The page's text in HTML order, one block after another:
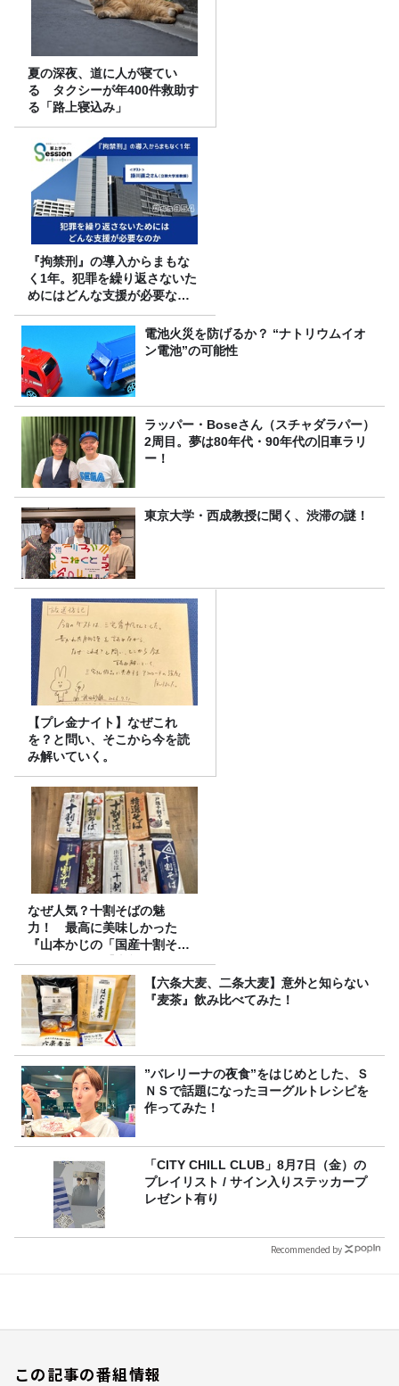
夏の深夜、道に人が寝てい
る タクシーが年400件救助す
る「路上寝込み」
『拘禁刑』の導入からまもな
く1年。犯罪を繰り返さないた
めにはどんな支援が必要なの
か
電池火災を防げるか？ “ナトリウムイオ
ン電池”の可能性
ラッパー・Boseさん（スチャダラパー）
2周目。夢は80年代・90年代の旧車ラリ
ー！
東京大学・西成教授に聞く、渋滞の謎！
【プレ金ナイト】なぜこれ
を？と問い、そこから今を読
み解いていく。
なぜ人気？十割そばの魅
力！ 最高に美味しかった
『山本かじの「国産十割そ
ば」』とは？【十割そば10種
食べ比べ】
【六条大麦、二条大麦】意外と知らない
『麦茶』飲み比べてみた！
”バレリーナの夜食”をはじめとした、Ｓ
ＮＳで話題になったヨーグルトレシピを
作ってみた！
「CITY CHILL CLUB」8月7日（金）の
プレイリスト / サイン入りステッカープ
レゼント有り
Recommended by
この記事の番組情報